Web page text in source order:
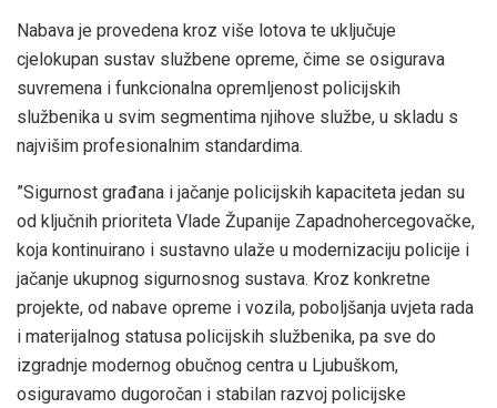
Nabava je provedena kroz više lotova te uključuje
cjelokupan sustav službene opreme, čime se osigurava
suvremena i funkcionalna opremljenost policijskih
službenika u svim segmentima njihove službe, u skladu s
najvišim profesionalnim standardima.
”Sigurnost građana i jačanje policijskih kapaciteta jedan su
od ključnih prioriteta Vlade Županije Zapadnohercegovačke,
koja kontinuirano i sustavno ulaže u modernizaciju policije i
jačanje ukupnog sigurnosnog sustava. Kroz konkretne
projekte, od nabave opreme i vozila, poboljšanja uvjeta rada
i materijalnog statusa policijskih službenika, pa sve do
izgradnje modernog obučnog centra u Ljubuškom,
osiguravamo dugoročan i stabilan razvoj policijske